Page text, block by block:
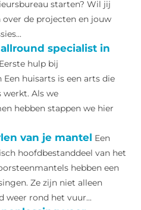
starten? Wil jij
over de projecten en jouw
specialist in
Eerste hulp bij
huisarts is een arts die
werkt. Als we
hebben stappen we hier
van je mantel Een
hoofdbestanddeel van het
hebben een
Ze zijn niet alleen
weer rond het vuur...